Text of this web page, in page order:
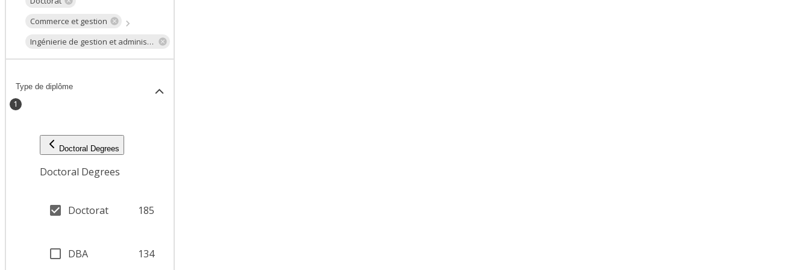
Commerce et gestion
Ingénierie de gestion et administration des affaires
Type de diplôme
1
Doctoral Degrees
Doctoral Degrees
Doctorat 185
DBA 134